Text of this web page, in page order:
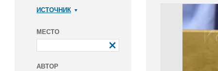
ИСТОЧНИК
МЕСТО
АВТОР